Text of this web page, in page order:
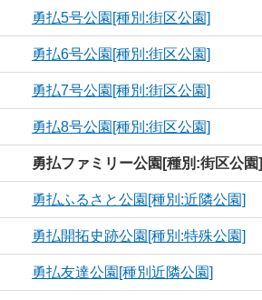
勇払5号公園[種別:街区公園]
勇払6号公園[種別:街区公園]
勇払7号公園[種別:街区公園]
勇払8号公園[種別:街区公園]
勇払ファミリー公園[種別:街区公園]
勇払ふるさと公園[種別:近隣公園]
勇払開拓史跡公園[種別:特殊公園]
勇払友達公園[種別近隣公園]